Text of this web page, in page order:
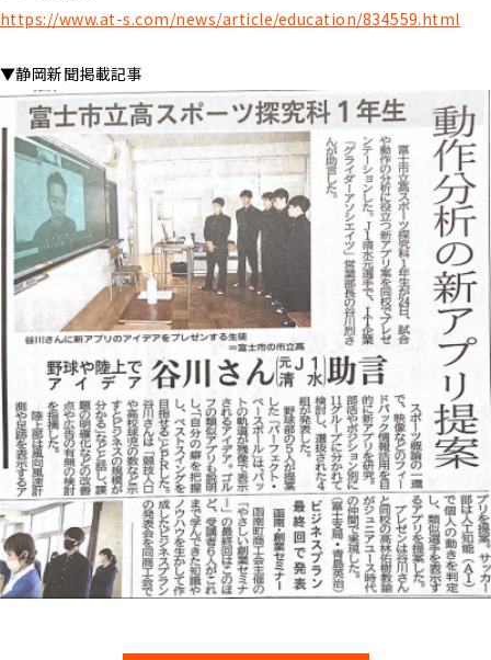
https://www.at-s.com/news/article/education/834559.html
▼静岡新聞掲載記事